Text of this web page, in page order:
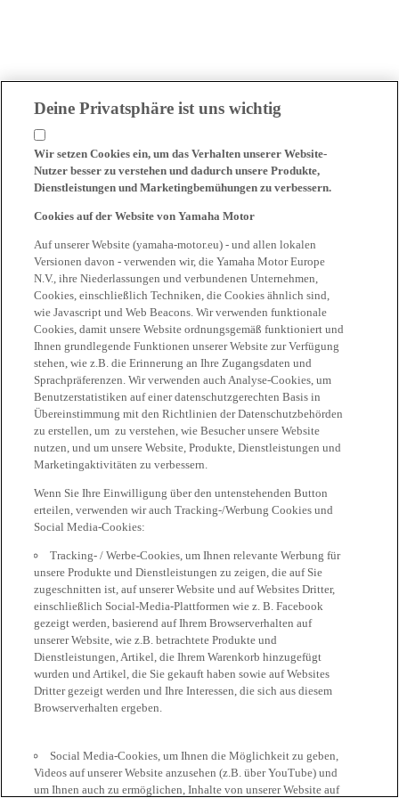
Deine Privatsphäre ist uns wichtig
Wir setzen Cookies ein, um das Verhalten unserer Website-
Nutzer besser zu verstehen und dadurch unsere Produkte,
Dienstleistungen und Marketingbemühungen zu verbessern.
Cookies auf der Website von Yamaha Motor
Auf unserer Website (yamaha-motor.eu) - und allen lokalen
Versionen davon - verwenden wir, die Yamaha Motor Europe
N.V., ihre Niederlassungen und verbundenen Unternehmen,
Cookies, einschließlich Techniken, die Cookies ähnlich sind,
wie Javascript und Web Beacons. Wir verwenden funktionale
Cookies, damit unsere Website ordnungsgemäß funktioniert und
Ihnen grundlegende Funktionen unserer Website zur Verfügung
stehen, wie z.B. die Erinnerung an Ihre Zugangsdaten und
Sprachpräferenzen. Wir verwenden auch Analyse-Cookies, um
Benutzerstatistiken auf einer datenschutzgerechten Basis in
Übereinstimmung mit den Richtlinien der Datenschutzbehörden
zu erstellen, um zu verstehen, wie Besucher unsere Website
nutzen, und um unsere Website, Produkte, Dienstleistungen und
Marketingaktivitäten zu verbessern.
Wenn Sie Ihre Einwilligung über den untenstehenden Button
erteilen, verwenden wir auch Tracking-/Werbung Cookies und
Social Media-Cookies:
Tracking- / Werbe-Cookies, um Ihnen relevante Werbung für
unsere Produkte und Dienstleistungen zu zeigen, die auf Sie
zugeschnitten ist, auf unserer Website und auf Websites Dritter,
einschließlich Social-Media-Plattformen wie z. B. Facebook
gezeigt werden, basierend auf Ihrem Browserverhalten auf
unserer Website, wie z.B. betrachtete Produkte und
Dienstleistungen, Artikel, die Ihrem Warenkorb hinzugefügt
wurden und Artikel, die Sie gekauft haben sowie auf Websites
Dritter gezeigt werden und Ihre Interessen, die sich aus diesem
Browserverhalten ergeben.
Social Media-Cookies, um Ihnen die Möglichkeit zu geben,
Videos auf unserer Website anzusehen (z.B. über YouTube) und
um Ihnen auch zu ermöglichen, Inhalte von unserer Website auf